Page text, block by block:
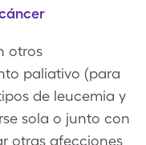
otros
paliativo (para
de leucemia y
sola o junto con
otras afecciones